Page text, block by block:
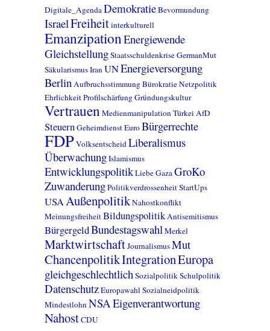
Digitale_AgendaDemokratieBevormundung
IsraelFreiheitinterkulturell
EmanzipationEnergiewende
GleichstellungStaatsschuldenkriseGermanMut
SäkularismusIranUNEnergieversorgung
BerlinAufbruchsstimmungBürokratieNetzpolitik
EhrlichkeitProfilschärfungGründungskultur
VertrauenMedienmanipulationTürkei AfD
SteuernGeheimdienstEuroBürgerrechte
FDPVolksentscheidLiberalismus
ÜberwachungIslamismus
EntwicklungspolitikLiebeGazaGroKo
ZuwanderungPolitikverdrossenheitStartUps
USAAußenpolitikNahostkonflikt
MeinungsfreiheitBildungspolitikAntisemitismus
BürgergeldBundestagswahlMerkel
MarktwirtschaftJournalismusMut
ChancenpolitikIntegrationEuropa
gleichgeschlechtlichSozialpolitikSchulpolitik
DatenschutzEuropawahlSozialneidpolitik
MindestlohnNSAEigenverantwortung
NahostCDU